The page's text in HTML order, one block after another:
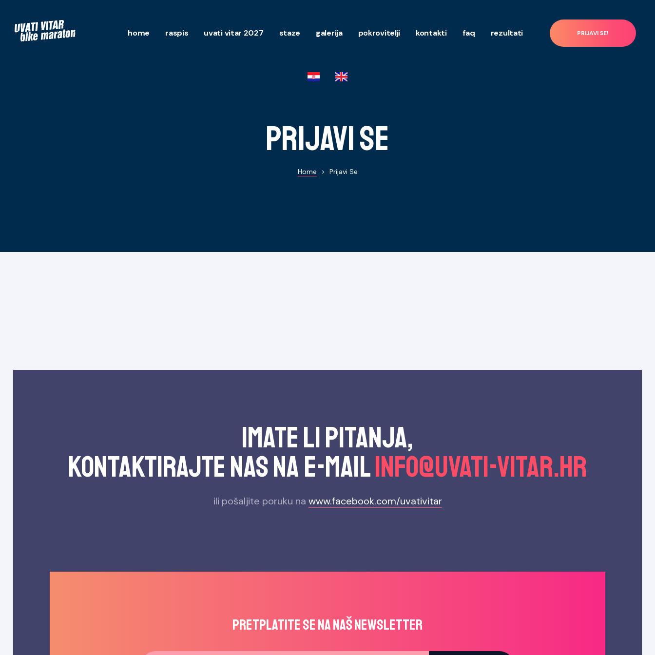
home raspis uvati vitar 2027 staze galerija pokrovitelji kontakti faq rezultati PRIJAVI SE!
Prijavi se
Home > Prijavi Se
Imate li pitanja,
kontaktirajte nas na e-mailinfo@uvati-vitar.hr
ili pošaljite poruku na www.facebook.com/uvativitar
Pretplatite se na naš newsletter